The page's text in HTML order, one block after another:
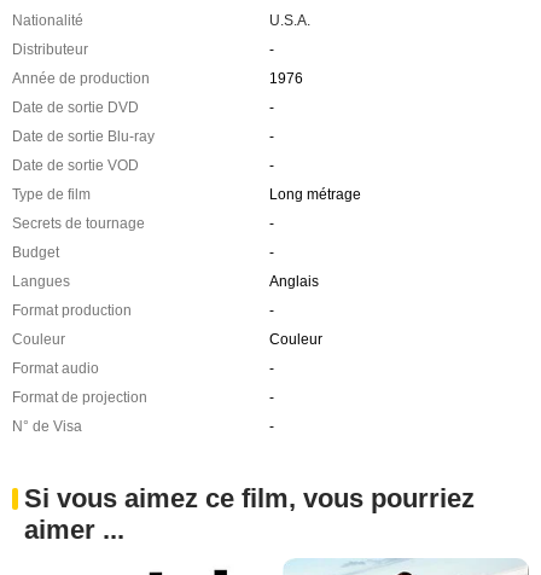
Nationalité
U.S.A.
Distributeur
-
Année de production
1976
Date de sortie DVD
-
Date de sortie Blu-ray
-
Date de sortie VOD
-
Type de film
Long métrage
Secrets de tournage
-
Budget
-
Langues
Anglais
Format production
-
Couleur
Couleur
Format audio
-
Format de projection
-
N° de Visa
-
Si vous aimez ce film, vous pourriez
aimer ...